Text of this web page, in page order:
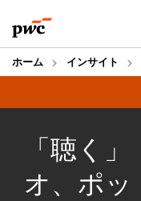
to
content
to
footer
ホーム インサイト
「聴く
オ、ポ